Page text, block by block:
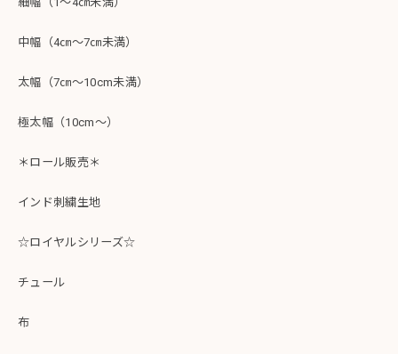
中幅（4㎝～7㎝未満）
太幅（7㎝～10cm未満）
極太幅（10cm～）
＊ロール販売＊
インド刺繍生地
☆ロイヤルシリーズ☆
チュール
布